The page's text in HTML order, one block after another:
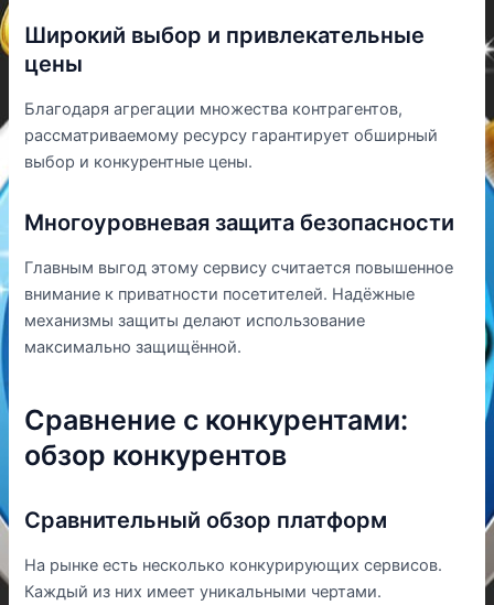
Широкий выбор и привлекательные
цены
Благодаря агрегации множества контрагентов,
рассматриваемому ресурсу гарантирует обширный
выбор и конкурентные цены.
Многоуровневая защита безопасности
Главным выгод этому сервису считается повышенное
внимание к приватности посетителей. Надёжные
механизмы защиты делают использование
максимально защищённой.
Сравнение с конкурентами:
обзор конкурентов
Сравнительный обзор платформ
На рынке есть несколько конкурирующих сервисов.
Каждый из них имеет уникальными чертами.